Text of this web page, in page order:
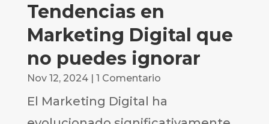
Tendencias en
Marketing Digital que
no puedes ignorar
Nov 12, 2024| 1 Comentario
El Marketing Digital ha